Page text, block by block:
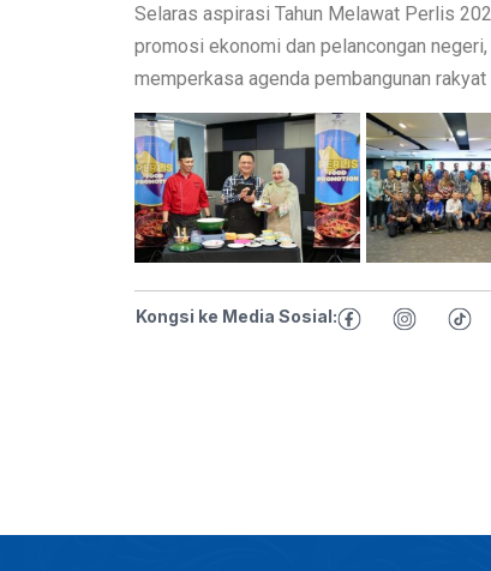
Selaras aspirasi Tahun Melawat Perlis
promosi ekonomi dan pelancongan
memperkasa agenda pembangunan
Kongsi ke Media Sosial: